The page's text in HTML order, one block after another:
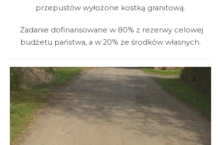
przepustów wyłożone kostką granitową.
Zadanie dofinansowane w 80% z rezerwy celowej
budżetu państwa, a w 20% ze środków własnych.